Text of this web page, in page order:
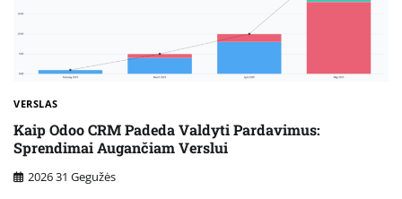
VERSLAS
Kaip Odoo CRM Padeda Valdyti Pardavimus:
Sprendimai Augančiam Verslui
2026 31 Gegužės